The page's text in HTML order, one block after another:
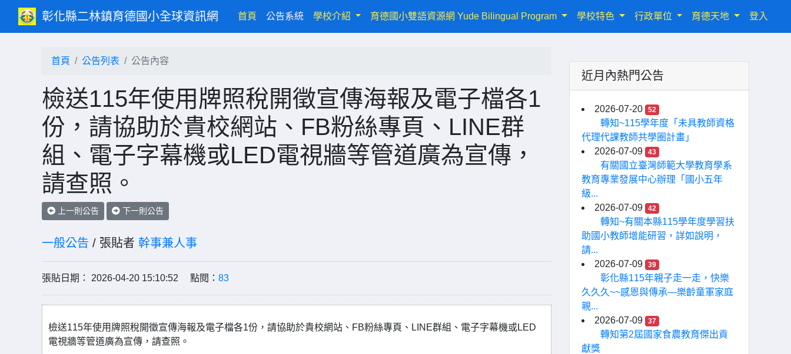
彰化縣二林鎮育德國小全球資訊網 首頁(current)
公告系統 學校介紹 育德國小雙語資源網 Yude Bilingual Program 學校特色 行政單位 育德天地 登入
首頁 公告列表 公告內容
檢送115年使用牌照稅開徵宣傳海報及電子檔各1
份，請協助於貴校網站、FB粉絲專頁、LINE群
組、電子字幕機或LED電視牆等管道廣為宣傳，
請查照。
上一則公告 下一則公告
一般公告 / 張貼者 幹事兼人事
張貼日期： 2026-04-20 15:10:52 點閱： 83
檢送115年使用牌照稅開徵宣傳海報及電子檔各1份，請協助於貴校網站、FB粉絲專頁、LINE群組、電子字幕機或LED
電視牆等管道廣為宣傳，請查照。
近月內熱門公告
2026-07-20 52
轉知~115學年度「未具教師資格
代理代課教師共學圈計畫」
2026-07-09
43
有關國立臺灣師範大學教育學系
教育專業發展中心辦理「國小五年
級...
2026-07-09
42
轉知~有關本縣115學年度學習扶
助國小教師增能研習，詳如說明，
請...
2026-07-09
39
彰化縣115年親子走一走，快樂
久久久~~感恩與傳承—樂齡童軍家庭
親...
2026-07-09
37
轉知第2屆國家食農教育傑出貢
獻獎